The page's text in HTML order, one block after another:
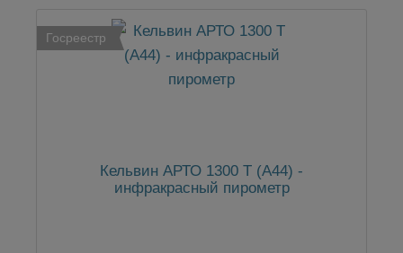
Госреестр
Кельвин АРТО 1300 Т (А44) -
инфракрасный пирометр